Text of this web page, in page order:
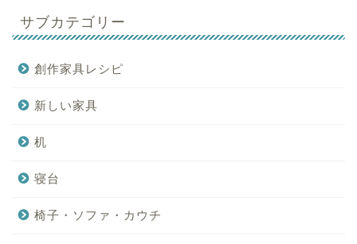
サブカテゴリー
創作家具レシピ
新しい家具
机
寝台
椅子・ソファ・カウチ